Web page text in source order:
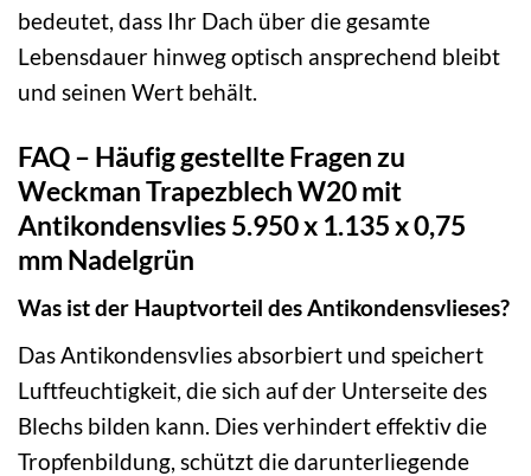
bedeutet, dass Ihr Dach über die gesamte
Lebensdauer hinweg optisch ansprechend bleibt
und seinen Wert behält.
FAQ – Häufig gestellte Fragen zu
Weckman Trapezblech W20 mit
Antikondensvlies 5.950 x 1.135 x 0,75
mm Nadelgrün
Was ist der Hauptvorteil des Antikondensvlieses?
Das Antikondensvlies absorbiert und speichert
Luftfeuchtigkeit, die sich auf der Unterseite des
Blechs bilden kann. Dies verhindert effektiv die
Tropfenbildung, schützt die darunterliegende